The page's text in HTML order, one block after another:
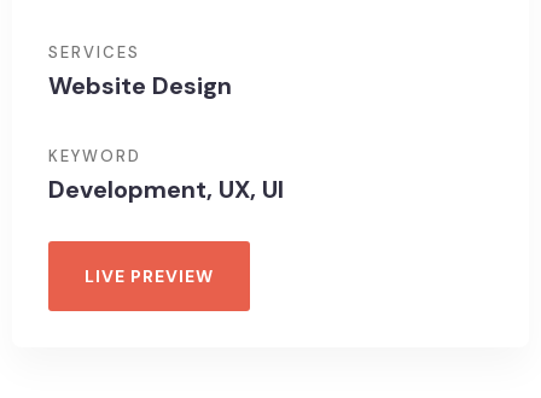
SERVICES
Website Design
KEYWORD
Development, UX, UI
LIVE PREVIEW